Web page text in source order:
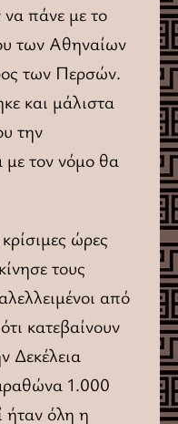
πάνε με το
των Αθηναίων
των Περσών.
και μάλιστα
την
τον νόμο θα
ώρες
τους
από
κατεβαίνουν
Δεκέλεια
1.000
ήταν όλη η